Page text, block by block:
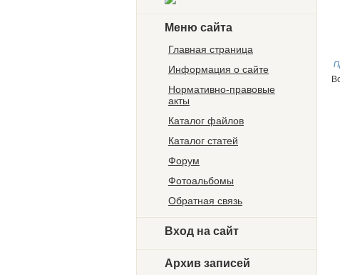
Меню сайта
Главная страница
Информация о сайте
Нормативно-правовые
акты
Каталог файлов
Каталог статей
Форум
Фотоальбомы
Обратная связь
Вход на сайт
Архив записей